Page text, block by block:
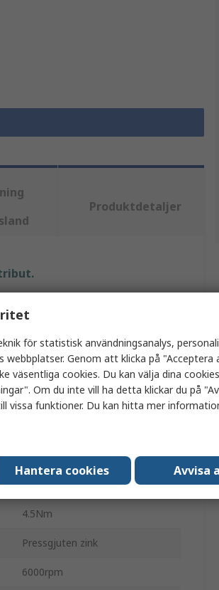
Produktdetaljer
Värde
Wiha
Universalkoppling
15mm
3°
4.5Nm
Pressgjuten zink
6000rpm
för statistisk användningsanalys,
Genom att klicka på "Acceptera
väsentliga cookies. Du kan välja dina
Om du inte vill ha detta klickar du på
vissa funktioner. Du kan hitta mer
Hantera cookies Avvisa